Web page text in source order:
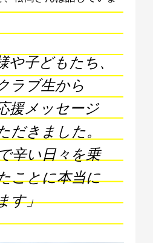
や子どもたち、
ラブ生から
援メッセージ
だきました。
辛い日々を乗
ことに本当に
す」